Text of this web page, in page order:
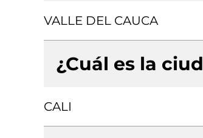
VALLE DEL CAUCA
¿Cuál es la
CALI